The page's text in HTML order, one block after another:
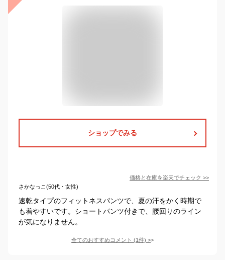
ショップでみる
価格と在庫を楽天でチェック >>
さかなっこ(50代・女性)
速乾タイプのフィットネスパンツで、夏の汗をかく時期で
も着やすいです。ショートパンツ付きで、腰回りのライン
が気になりません。
全てのおすすめコメント (1件) >